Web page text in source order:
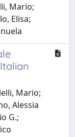
Mario;
Elisa;
Mario;
Alessia
G.;